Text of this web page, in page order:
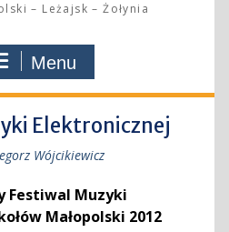
– Leżajsk – Żołynia
Menu
Elektronicznej
Wójcikiewicz
Festiwal Muzyki
Małopolski 2012